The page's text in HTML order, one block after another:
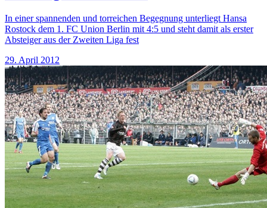
In einer spannenden und torreichen Begegnung unterliegt Hansa
Rostock dem 1. FC Union Berlin mit 4:5 und steht damit als erster
Absteiger aus der Zweiten Liga fest
29. April 2012